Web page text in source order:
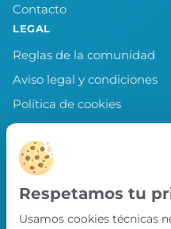
Contacto
LEGAL
Reglas de la comunidad
Aviso legal y condiciones
Política de cookies
Política de privacidad
Preferencias de cookies
LLEVA XAXUKO
Chollos, misiones y
nuestra APP.
Respetamos tu
Usamos cookies técnicas